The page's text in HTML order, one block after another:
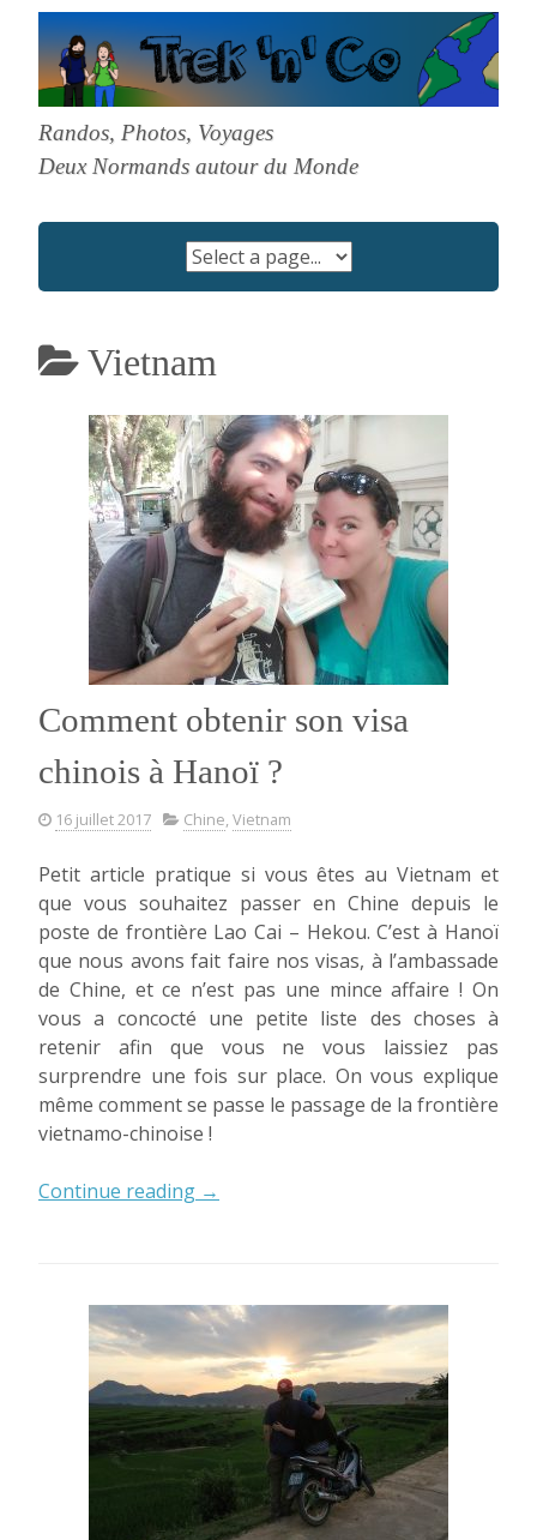
content
Randos, Photos, Voyages
Deux Normands autour du Monde
Vietnam
Comment obtenir son visa
chinois à Hanoï ?
16 juillet 2017 Chine, Vietnam
Petit article pratique si vous êtes au Vietnam et
que vous souhaitez passer en Chine depuis le
poste de frontière Lao Cai – Hekou. C’est à Hanoï
que nous avons fait faire nos visas, à l’ambassade
de Chine, et ce n’est pas une mince affaire ! On
vous a concocté une petite liste des choses à
retenir afin que vous ne vous laissiez pas
surprendre une fois sur place. On vous explique
même comment se passe le passage de la frontière
vietnamo-chinoise !
Continue reading « Comment
chinois
à
Hanoï
? »
→